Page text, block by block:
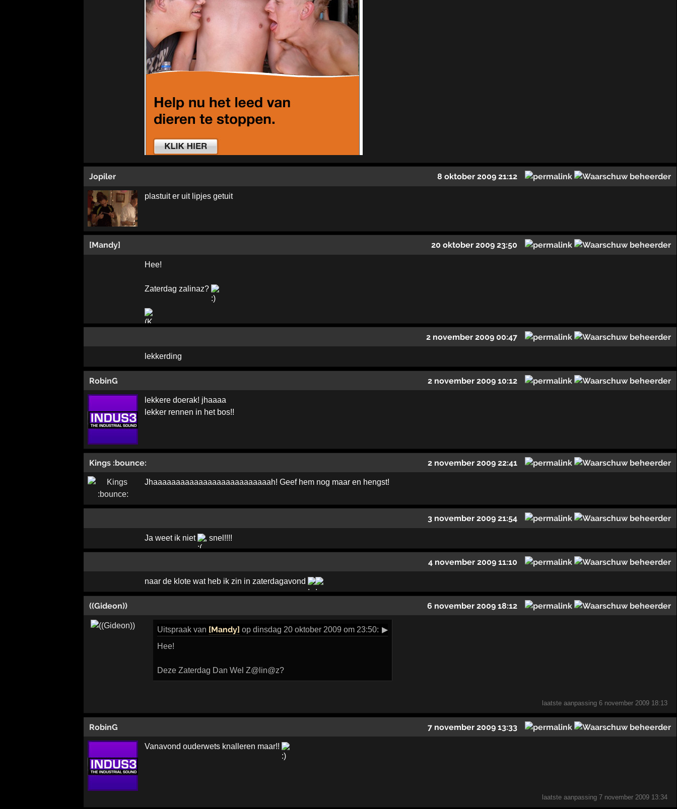
Jopiler 8 oktober 2009 21:12
plastuit er uit lipjes getuit
[Mandy] 20 oktober 2009 23:50
Hee!
Zaterdag zalinaz?
2 november 2009 00:47
lekkerding
RobinG 2 november 2009 10:12
lekkere doerak! jhaaaa
lekker rennen in het bos!!
Kings :bounce: 2 november 2009 22:41
Jhaaaaaaaaaaaaaaaaaaaaaaaaaah! Geef hem nog maar en hengst!
3 november 2009 21:54
Ja weet ik niet , snel!!!!
4 november 2009 11:10
naar de klote wat heb ik zin in zaterdagavond
((Gideon)) 6 november 2009 18:12
Uitspraakvan [Mandy] op dinsdag 20 oktober 2009 om 23:50: ▶
Hee!
Deze Zaterdag Dan Wel Z@lin@z?
laatste aanpassing 6 november 2009 18:13
RobinG 7 november 2009 13:33
Vanavond ouderwets knalleren maar!!
laatste aanpassing 7 november 2009 13:34